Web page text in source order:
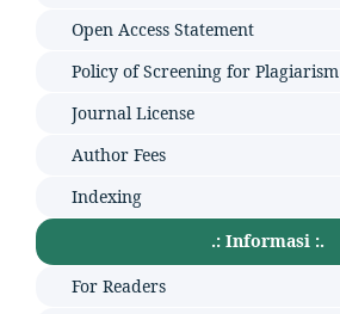
Open Access Statement
Policy of Screening for Plagiarism
Journal License
Author Fees
Indexing
.: Informasi :.
For Readers